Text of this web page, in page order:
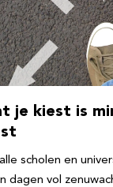
je kiest is
scholen en
dagen vol